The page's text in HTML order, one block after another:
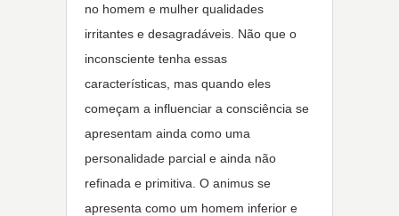
no homem e mulher qualidades
irritantes e desagradáveis. Não que o
inconsciente tenha essas
características, mas quando eles
começam a influenciar a consciência se
apresentam ainda como uma
personalidade parcial e ainda não
refinada e primitiva. O animus se
apresenta como um homem inferior e